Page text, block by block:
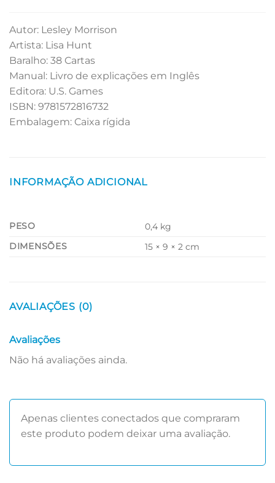
Autor: Lesley Morrison
Artista: Lisa Hunt
Baralho: 38 Cartas
Manual: Livro de explicações em Inglês
Editora: U.S. Games
ISBN: 9781572816732
Embalagem: Caixa rígida
INFORMAÇÃO ADICIONAL
PESO
0,4 kg
DIMENSÕES
15 × 9 × 2 cm
AVALIAÇÕES (0)
Avaliações
Não há avaliações ainda.
Apenas clientes conectados que compraram
este produto podem deixar uma avaliação.